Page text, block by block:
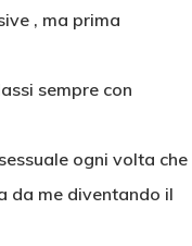
, ma prima
sempre con
ogni volta che
da me diventando il